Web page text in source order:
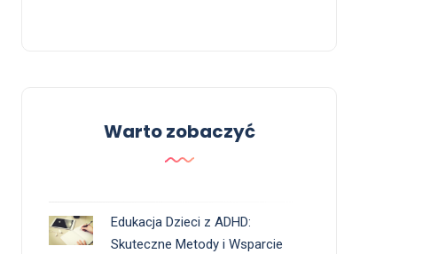
Warto zobaczyć
Edukacja Dzieci z ADHD:
Skuteczne Metody i Wsparcie